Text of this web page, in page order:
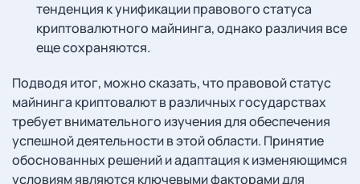
тенденция к унификации правового статуса
криптовалютного майнинга, однако различия все
еще сохраняются.
Подводя итог, можно сказать, что правовой статус
майнинга криптовалют в различных государствах
требует внимательного изучения для обеспечения
успешной деятельности в этой области. Принятие
обоснованных решений и адаптация к изменяющимся
условиям являются ключевыми факторами для